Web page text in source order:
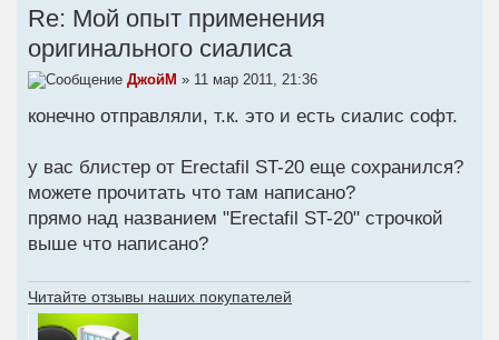
Re: Мой опыт применения
оригинального сиалиса
ДжойМ » 11 мар 2011, 21:36
конечно отправляли, т.к. это и есть сиалис софт.
у вас блистер от Erectafil ST-20 еще сохранился?
можете прочитать что там написано?
прямо над названием "Erectafil ST-20" строчкой
выше что написано?
Читайте отзывы наших покупателей